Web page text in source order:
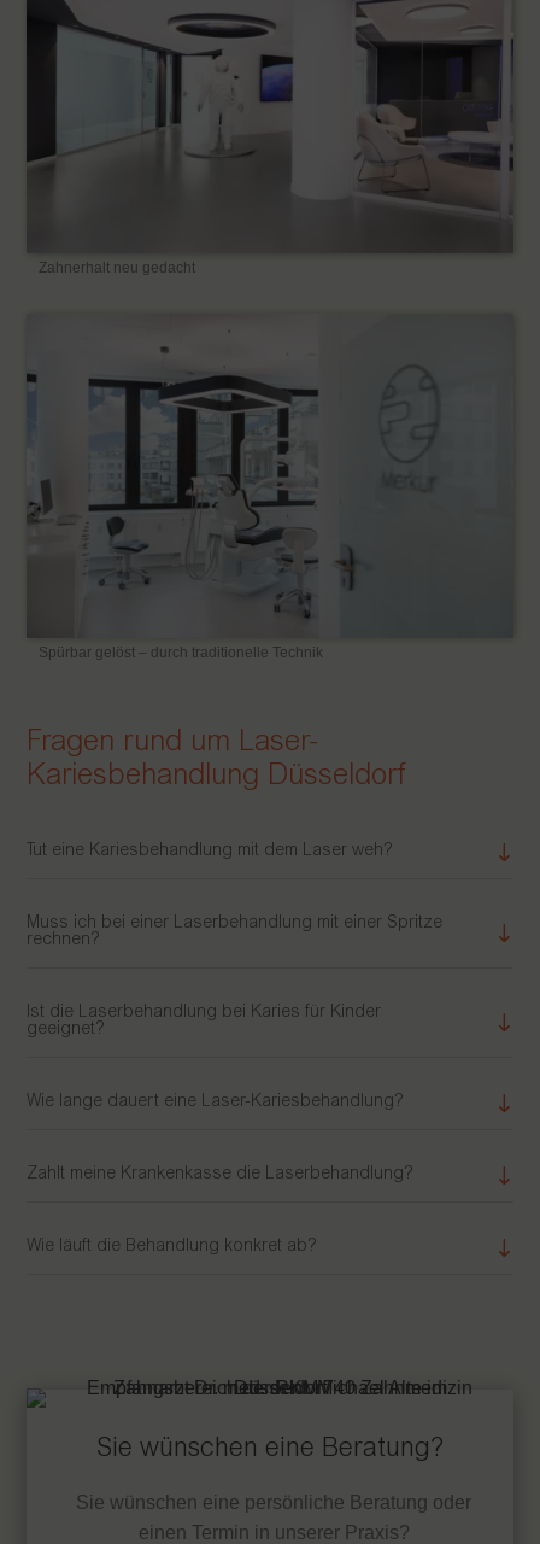
Zahnerhalt neu gedacht
Spürbar gelöst – durch traditionelle Technik
Fragen rund um Laser-
Kariesbehandlung Düsseldorf
Tut eine Kariesbehandlung mit dem Laser weh?
Muss ich bei einer Laserbehandlung mit einer Spritze
rechnen?
Ist die Laserbehandlung bei Karies für Kinder
geeignet?
Wie lange dauert eine Laser-Kariesbehandlung?
Zahlt meine Krankenkasse die Laserbehandlung?
Wie läuft die Behandlung konkret ab?
Sie wünschen eine Beratung?
Sie wünschen eine persönliche Beratung oder
einen Termin in unserer Praxis?